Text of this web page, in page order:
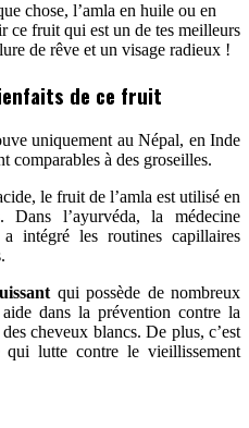
chose, l’amla en huile ou en
fruit qui est un de tes meilleurs
de rêve et un visage radieux !
de ce fruit
uniquement au Népal, en Inde
comparables à des groseilles.
le fruit de l’amla est utilisé en
l’ayurvéda, la médecine
intégré les routines capillaires
qui possède de nombreux
dans la prévention contre la
cheveux blancs. De plus, c’est
qui lutte contre le vieillissement